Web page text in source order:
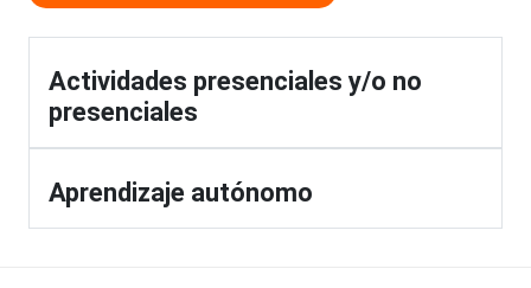
Actividades presenciales y/o no
presenciales
Aprendizaje autónomo